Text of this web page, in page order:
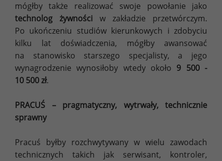
mógłby także realizować swoje powołanie jako
technolog żywności w zakładzie przetwórczym.
Po ukończeniu studiów kierunkowych i zdobyciu
kilku lat doświadczenia, mógłby awansować
na stanowisko starszego specjalisty, a jego
wynagrodzenie wynosiłoby wtedy około 9 500 -
10 500 zł.
PRACUŚ – pragmatyczny, wytrwały, technicznie
sprawny
Pracuś byłby rozchwytywany w wielu zawodach
technicznych takich jak serwisant, kontroler,